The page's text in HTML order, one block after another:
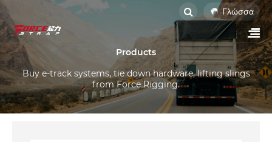
Γλώσσα
Products
Buy e-track systems, tie down hardware, lifting slings
from Force Rigging.